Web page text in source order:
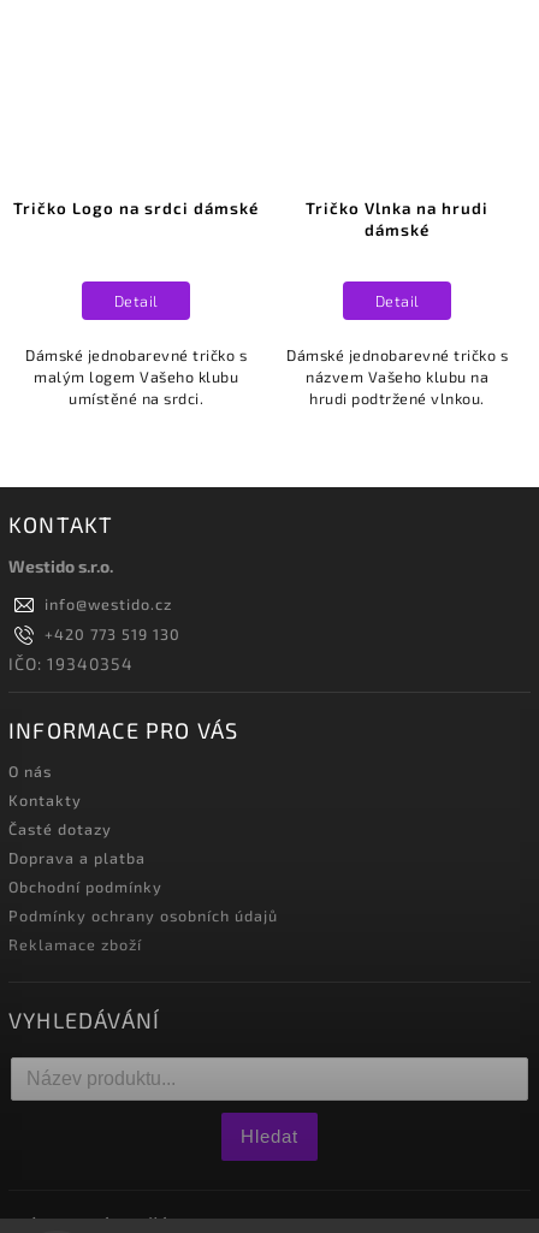
Tričko Logo na srdci dámské
Detail
Dámské jednobarevné tričko s
malým logem Vašeho klubu
umístěné na srdci.
Tričko Vlnka na hrudi
dámské
Detail
Dámské jednobarevné tričko s
názvem Vašeho klubu na
hrudi podtržené vlnkou.
KONTAKT
Westido s.r.o.
info@westido.cz
+420 773 519 130
IČO: 19340354
INFORMACE PRO VÁS
O nás
Kontakty
Časté dotazy
Doprava a platba
Obchodní podmínky
Podmínky ochrany osobních údajů
Reklamace zboží
VYHLEDÁVÁNÍ
Hledat